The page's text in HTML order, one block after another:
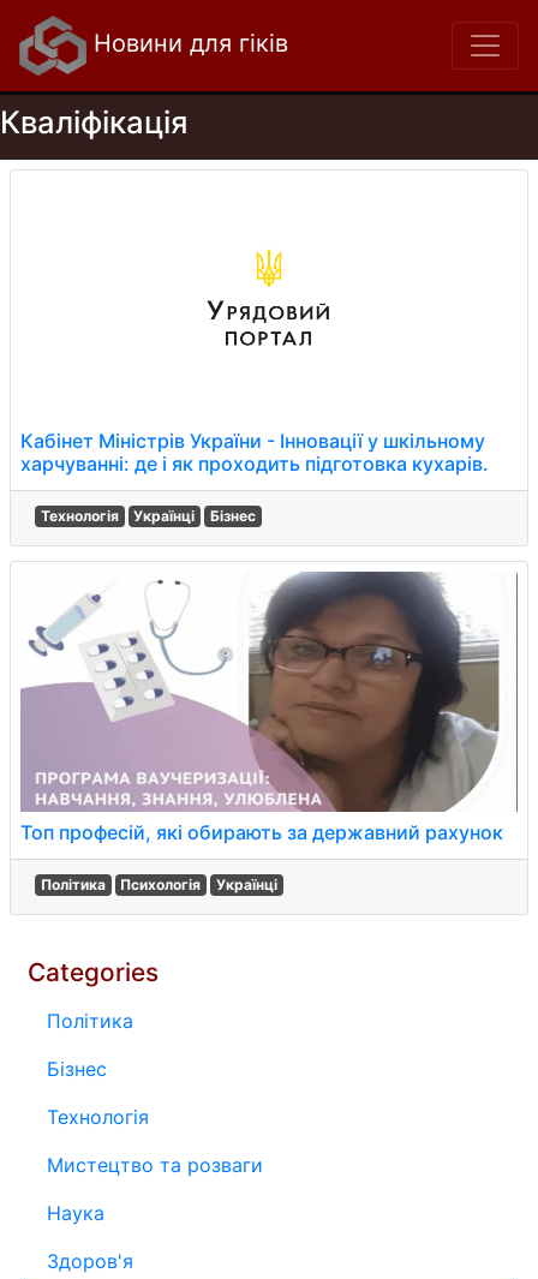
Новини для гіків
Кваліфікація
Кабінет Міністрів України - Інновації у шкільному
харчуванні: де і як проходить підготовка кухарів.
Технологія Українці Бізнес
Топ професій, які обирають за державний рахунок
Політика Психологія Українці
Categories
Політика
Бізнес
Технологія
Мистецтво та розваги
Наука
Здоров'я